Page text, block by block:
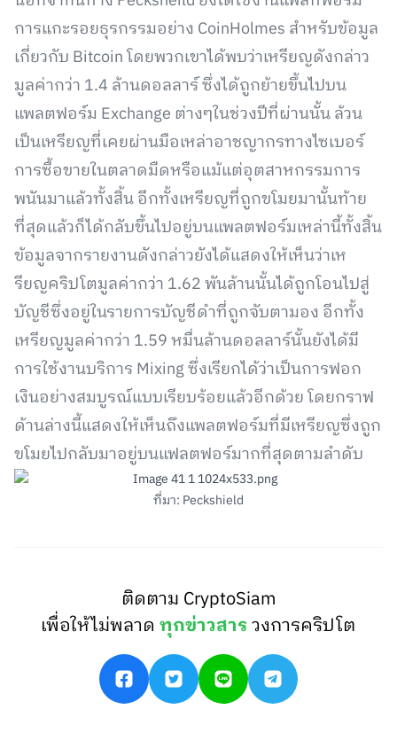
การแกะรอยธุรกรรมอย่าง CoinHolmes สำหรับข้อมูล
เกี่ยวกับ Bitcoin โดยพวกเขาได้พบว่าเหรียญดังกล่าว
มูลค่ากว่า 1.4 ล้านดอลลาร์ ซึ่งได้ถูกย้ายขึ้นไปบน
แพลตฟอร์ม Exchange ต่างๆในช่วงปีที่ผ่านนั้น ล้วน
เป็นเหรียญที่เคยผ่านมือเหล่าอาชญากรทางไซเบอร์
การซื้อขายในตลาดมืดหรือแม้แต่อุตสาหกรรมการ
พนันมาแล้วทั้งสิ้น อีกทั้งเหรียญที่ถูกขโมยมานั้นท้าย
ที่สุดแล้วก็ได้กลับขึ้นไปอยู่บนแพลตฟอร์มเหล่านี้ทั้งสิ้น
ข้อมูลจากรายงานดังกล่าวยังได้แสดงให้เห็นว่าเห
รียญคริปโตมูลค่ากว่า 1.62 พันล้านนั้นได้ถูกโอนไปสู่
บัญชีซึ่งอยู่ในรายการบัญชีดำที่ถูกจับตามอง อีกทั้ง
เหรียญมูลค่ากว่า 1.59 หมื่นล้านดอลลาร์นั้นยังได้มี
การใช้งานบริการ Mixing ซึ่งเรียกได้ว่าเป็นการฟอก
เงินอย่างสมบูรณ์แบบเรียบร้อยแล้วอีกด้วย โดยกราฟ
ด้านล่างนี้แสดงให้เห็นถึงแพลตฟอร์มที่มีเหรียญซึ่งถูก
ขโมยไปกลับมาอยู่บนแฟลตฟอร์มากที่สุดตามลำดับ
ที่มา: Peckshield
ติดตาม CryptoSiam
เพื่อให้ไม่พลาดทุกข่าวสารวงการคริปโต